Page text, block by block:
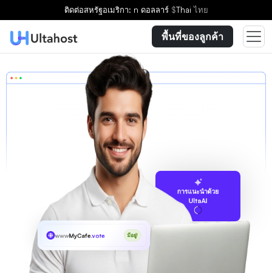
ติดต่อสหรัฐอเมริกา: n ดอลลาร์ $Thaiไทย
พื้นที่ของลูกค้า
การแนะนำด้วย
UltaAI
wwwMyCafe.vote มีอยู่!